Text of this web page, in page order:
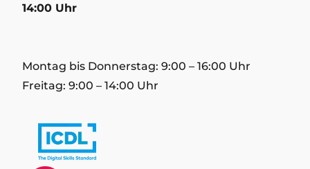
14:00 Uhr
Montag bis Donnerstag: 9:00 – 16:00 Uhr
Freitag: 9:00 – 14:00 Uhr